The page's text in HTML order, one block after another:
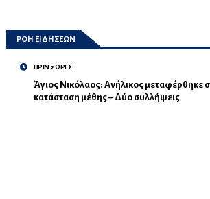
ΡΟΗ ΕΙΔΗΣΕΩΝ
ΠΡΙΝ 2 ΩΡΕΣ
Άγιος Νικόλαος: Ανήλικος μεταφέρθηκε
κατάσταση μέθης – Δύο συλλήψεις